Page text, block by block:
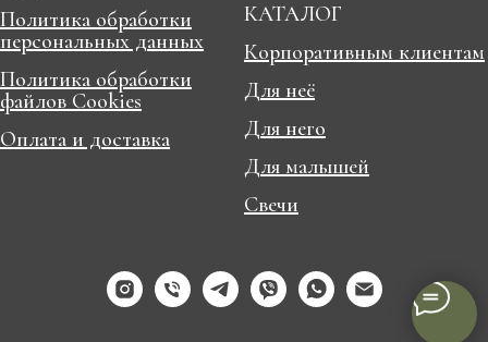
Политика обработки
персональных данных
Политика обработки
файлов Cookies
Оплата и доставка
КАТАЛОГ
Корпоративным клиентам
Для неё
Для него
Для малышей
Свечи